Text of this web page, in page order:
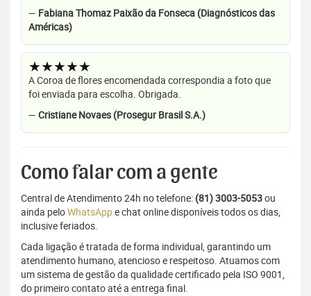
— Fabiana Thomaz Paixão da Fonseca (Diagnósticos das
Américas)
★★★★★
A Coroa de flores encomendada correspondia a foto que
foi enviada para escolha. Obrigada.
— Cristiane Novaes (Prosegur Brasil S.A.)
Como falar com a gente
Central de Atendimento 24h no telefone: (81) 3003-5053ou
ainda peloWhatsAppe chat online disponíveis todos os dias,
inclusive feriados.
Cada ligação é tratada de forma individual, garantindo um
atendimento humano, atencioso e respeitoso. Atuamos com
um sistema de gestão da qualidade certificado pela ISO 9001,
do primeiro contato até a entrega final.